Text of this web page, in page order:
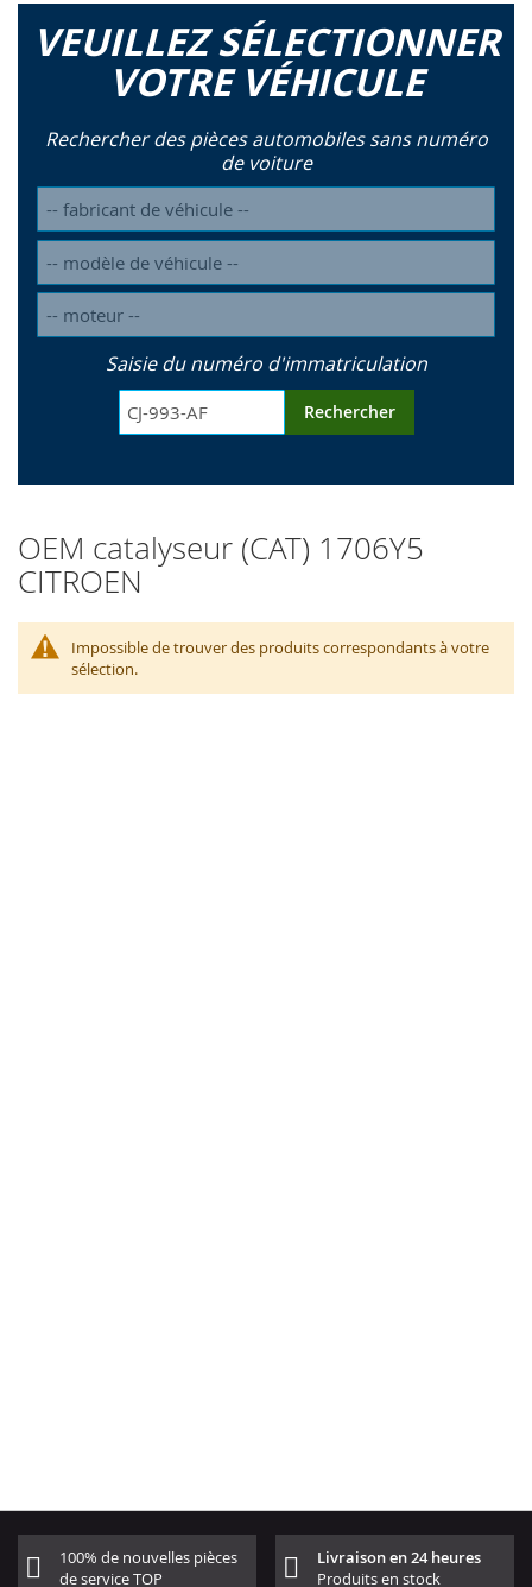
VEUILLEZ SÉLECTIONNER
VOTRE VÉHICULE
Rechercher des pièces automobiles sans numéro
de voiture
Saisie du numéro d'immatriculation
Rechercher
OEM catalyseur (CAT) 1706Y5
CITROEN
Impossible de trouver des produits correspondants à votre
sélection.
100% de nouvelles pièces
de service TOP
Livraison en 24 heures
Produits en stock